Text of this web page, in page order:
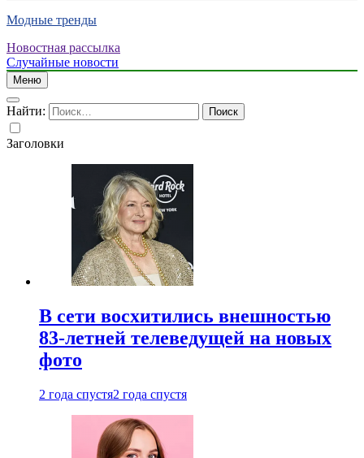
Модные тренды
Новостная рассылка
Случайные новости
Меню
Найти:
Заголовки
В сети восхитились внешностью
83-летней телеведущей на новых
фото
2 года спустя2 года спустя